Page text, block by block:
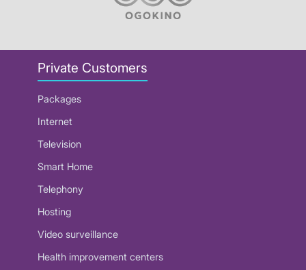
Private Customers
Packages
Internet
Television
Smart Home
Telephony
Hosting
Video surveillance
Health improvement centers